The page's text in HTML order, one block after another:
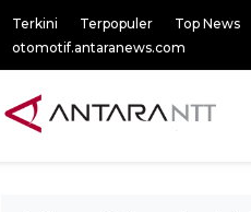
Terkini Terpopuler Top News
otomotif.antaranews.com